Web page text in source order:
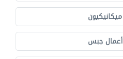
ميكانيكيون
أعمال جبس